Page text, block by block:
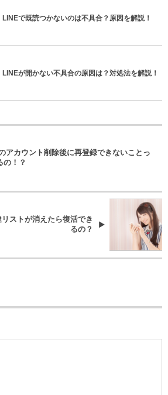
LINEで既読つかないのは不具合？原因を解説！
LINEが開かない不具合の原因は？対処法を解説！
アカウント削除後に再登録できないことっ
の！？
ストが消えたら復活でき
るの？